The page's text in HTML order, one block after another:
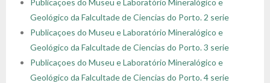
Publicaçoes do Museu e Laboratório Mineralógico e
Geológico da Falcultade de Ciencias do Porto. 2 serie
Publicaçoes do Museu e Laboratório Mineralógico e
Geológico da Falcultade de Ciencias do Porto. 3 serie
Publicaçoes do Museu e Laboratório Mineralógico e
Geológico da Falcultade de Ciencias do Porto. 4 serie